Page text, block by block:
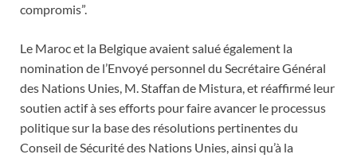
compromis”.
Le Maroc et la Belgique avaient salué également la
nomination de l’Envoyé personnel du Secrétaire Général
des Nations Unies, M. Staffan de Mistura, et réaffirmé leur
soutien actif à ses efforts pour faire avancer le processus
politique sur la base des résolutions pertinentes du
Conseil de Sécurité des Nations Unies, ainsi qu’à la